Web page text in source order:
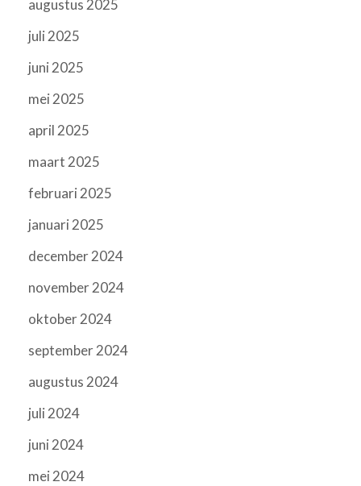
augustus 2025
juli 2025
juni 2025
mei 2025
april 2025
maart 2025
februari 2025
januari 2025
december 2024
november 2024
oktober 2024
september 2024
augustus 2024
juli 2024
juni 2024
mei 2024